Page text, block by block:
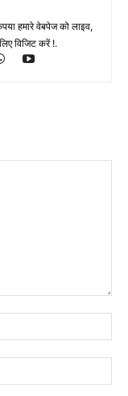
हमारे वेबपेज को लाइव,
विजिट करें !.